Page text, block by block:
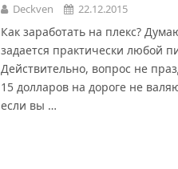
Deckven 22.12.2015
Как заработать на плекс?
задается практически любой
Действительно, вопрос не
15 долларов на дороге не
если вы …